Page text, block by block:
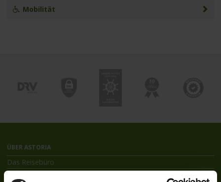
Mobilität
ÜBER ASTORIA
Das Reisebüro